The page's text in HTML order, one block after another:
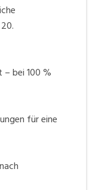
– bei 100 %
für eine